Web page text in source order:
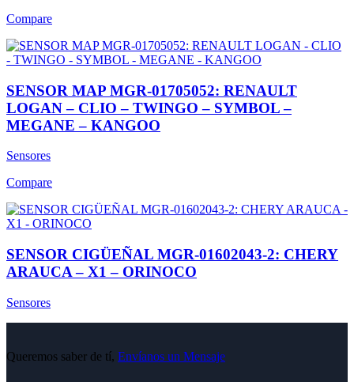
Compare
SENSOR MAP MGR-01705052: RENAULT
LOGAN – CLIO – TWINGO – SYMBOL –
MEGANE – KANGOO
Sensores
Compare
SENSOR CIGÜEÑAL MGR-01602043-2: CHERY
ARAUCA – X1 – ORINOCO
Sensores
Queremos saber de tí, Envíanos un Mensaje